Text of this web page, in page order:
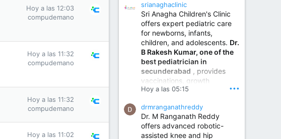
Hoy a las 12:03
compudemano
Hoy a las 11:32
compudemano
Hoy a las 11:32
compudemano
Hoy a las 11:02
srianaghaclinic
Sri Anagha Children's Clinic
offers expert pediatric care
for newborns, infants,
children, and adolescents. Dr.
B Rakesh Kumar, one of the
best pediatrician in
secunderabad , provides
vaccinations, growth
monitoring, newborn care,
illnesses, nutrition guidance,
and preventive healthcare in
a child-friendly environment.
Hoy a las 05:15 •••
drmranganathreddy
Dr. M Ranganath Reddy
offers advanced robotic-
assisted knee and hip